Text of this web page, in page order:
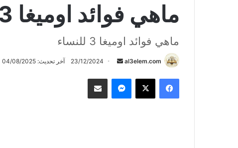
ماهي فوائد اوميغا 3 للنساء
ماهي فوائد اوميغا 3 للنساء
al3elem.com
أرسل
إلكترونيا
23/12/2024 آخر تحديث: 04/08/2025
فيسبوك ‫X ماسنجر مشاركة عبر البريد